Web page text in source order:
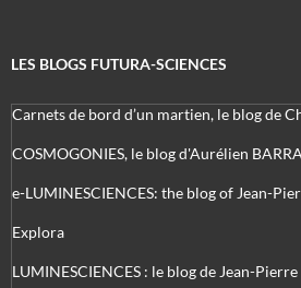
LES BLOGS FUTURA-SCIENCES
Carnets de bord d’un martien, le blog de
COSMOGONIES, le blog d'Aurélien
e-LUMINESCIENCES: the blog of Jean-
Explora
LUMINESCIENCES : le blog de Jean-